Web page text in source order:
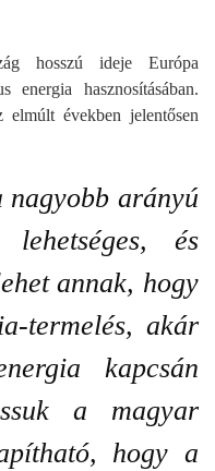
hosszú ideje Európa
energia hasznosításában.
elmúlt években jelentősen
nagyobb arányú
lehetséges, és
annak, hogy
termelés, akár
kapcsán
a magyar
hogy a